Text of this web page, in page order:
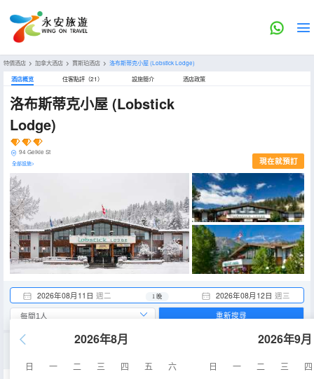
特價酒店 > 加拿大酒店 > 賈斯珀酒店 > 洛布斯蒂克小屋(Lobstick Lodge)
酒店概览 住客點評（21） 設施簡介 酒店政策
洛布斯蒂克小屋 (Lobstick
Lodge)
94 Geikie St
全部設施> 現在就預訂
2026年08月11日 週二 2026年08月12日 週三
1 晚
2026年8月
日 一 二 三 四 五
六
2026年9月
日 一 二 三
四
重新搜尋